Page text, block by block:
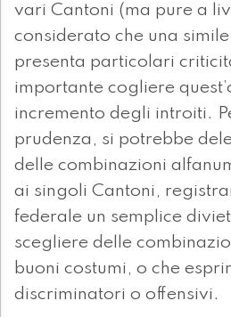
vari Cantoni (ma pure a
considerato che una
presenta particolari
importante cogliere
incremento degli introiti.
prudenza, si potrebbe
delle combinazioni
ai singoli Cantoni,
federale un semplice
scegliere delle
buoni costumi, o che
discriminatori o offensivi.